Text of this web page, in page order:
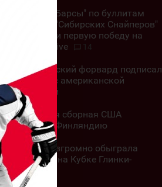
"Снежные Барсы" по буллитам
обыграли "Сибирских Снайперов"
и одержали первую победу на
Кубке G-Drive
14
Казахстанский форвард подписал
контракт с американской
академией
Юниорская сборная США
обыграла Финляндию
Канада разгромно обыграла
Словакию на Кубке Глинки-
Гретцки